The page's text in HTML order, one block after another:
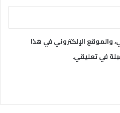
والموقع الإلكتروني في هذا
في تعليقي.